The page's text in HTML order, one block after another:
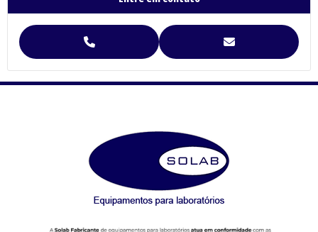
Agitador para Separação de Agregados de Solo Yoder
Agitador Proveta - 120 Provas - Análise de Solo (SL-99/120)
Agitador Proveta - 6 Provas - Análise de Solo (SL-99/6)
AGITADORES MAGNÉTICOS